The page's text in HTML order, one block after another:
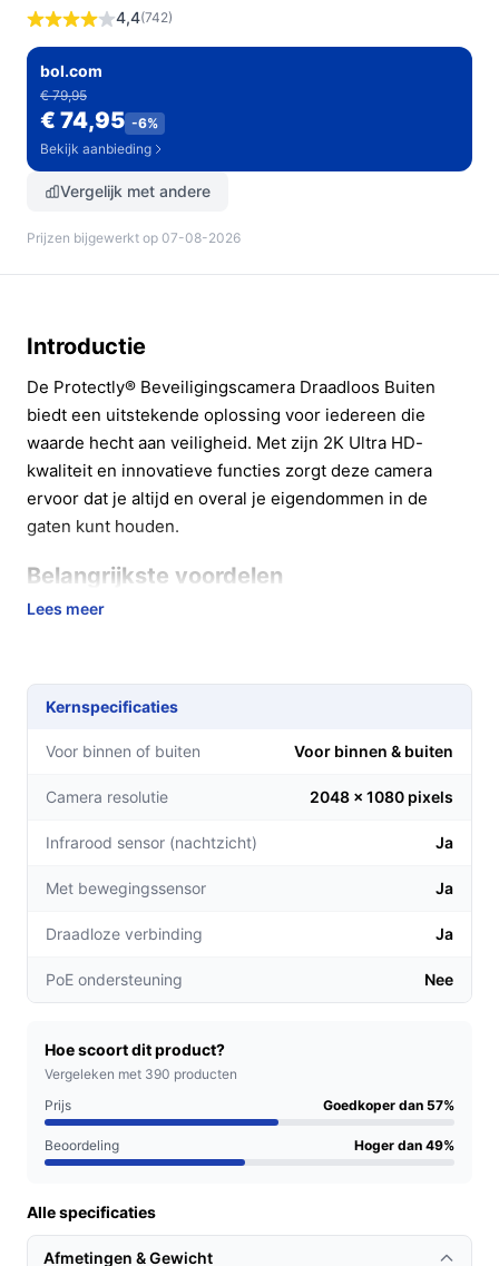
4,4(742)
bol.com
€ 79,95
€ 74,95 -6%
Bekijk aanbieding
Vergelijk met andere
Prijzen bijgewerkt op 07-08-2026
Introductie
De Protectly® Beveiligingscamera Draadloos Buiten
biedt een uitstekende oplossing voor iedereen die
waarde hecht aan veiligheid. Met zijn 2K Ultra HD-
kwaliteit en innovatieve functies zorgt deze camera
ervoor dat je altijd en overal je eigendommen in de
gaten kunt houden.
Belangrijkste voordelen
Deze beveiligingscamera biedt tal van voordelen die
Haarscherpe beeldkwaliteit: Geniet van beelden in
2K Ultra HD, waardoor je elk detail duidelijk kunt
zien, zowel overdag als 's nachts.
oplaadbare batterij is de camera eenvoudig te
kabels.
Gemakkelijke bediening: Met de bijbehorende app
beelden bekijken, waar je ook bent.
Voor welke doelgroep?
huis, tuin of bedrijfsterrein willen beveiligen. Of je nu
een druk gezin hebt of een klein bedrijf runt, de
Protectly camera biedt de flexibiliteit en
betrouwbaarheid die je zoekt.
Wat maakt de Protectly beveiligingscamera uniek in
vergelijking met andere modellen op de markt?
Lees meer
Kernspecificaties
Voor binnen of buiten Voor binnen & buiten
Camera resolutie 2048 x 1080 pixels
Infrarood sensor (nachtzicht) Ja
Met bewegingssensor Ja
Draadloze verbinding Ja
PoE ondersteuning Nee
Hoe scoort dit product?
Vergeleken met 390 producten
Prijs
Goedkoper dan 57%
Beoordeling Hoger dan 49%
Alle specificaties
Afmetingen & Gewicht